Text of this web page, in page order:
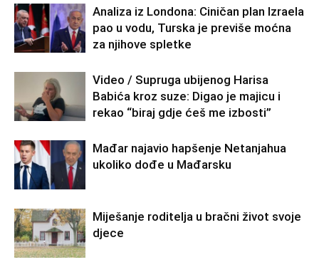
Analiza iz Londona: Ciničan plan Izraela
pao u vodu, Turska je previše moćna
za njihove spletke
Video / Supruga ubijenog Harisa
Babića kroz suze: Digao je majicu i
rekao “biraj gdje ćeš me izbosti”
Mađar najavio hapšenje Netanjahua
ukoliko dođe u Mađarsku
Miješanje roditelja u bračni život svoje
djece